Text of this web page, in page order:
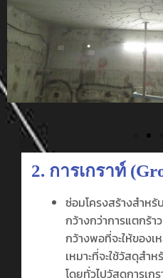
2. การเกราท์
ซ่อมโครงสร้างสำห
กว้างกว่าการแตกร้า
กว้างพอที่จะให้ของเ
เหมาะที่จะใช้วัสดุสำ
โดยทั่วไปวัสดุการเ